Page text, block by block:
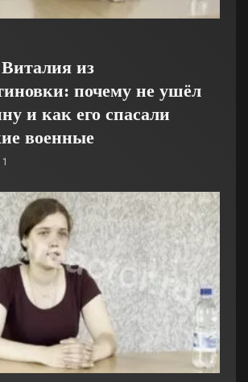
из
почему не ушёл
и как его спасали
военные
1